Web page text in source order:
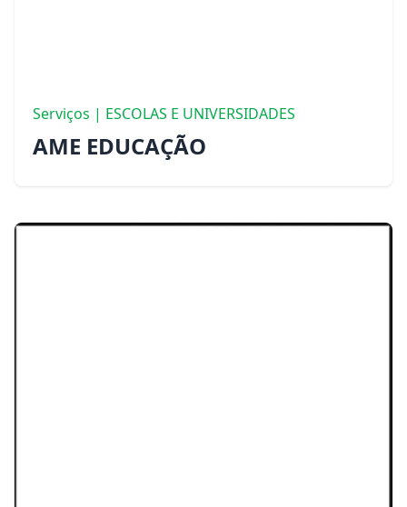
Serviços | ESCOLAS E UNIVERSIDADES
AME EDUCAÇÃO